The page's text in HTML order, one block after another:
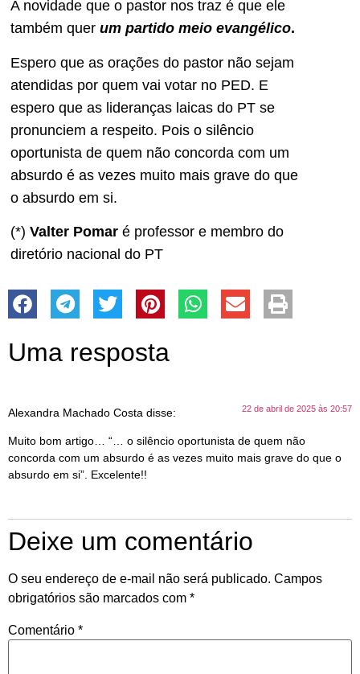
A novidade que o pastor nos traz é que ele
também quer um partido meio evangélico.
Espero que as orações do pastor não sejam
atendidas por quem vai votar no PED. E
espero que as lideranças laicas do PT se
pronunciem a respeito. Pois o silêncio
oportunista de quem não concorda com um
absurdo é as vezes muito mais grave do que
o absurdo em si.
(*) Valter Pomar é professor e membro do
diretório nacional do PT
Uma resposta
Alexandra Machado Costa disse: 22 de abril de 2025 às 20:57
Muito bom artigo… “… o silêncio oportunista de quem não
concorda com um absurdo é as vezes muito mais grave do que o
absurdo em si”. Excelente!!
Deixe um comentário
O seu endereço de e-mail não será publicado. Campos
obrigatórios são marcados com *
Comentário *